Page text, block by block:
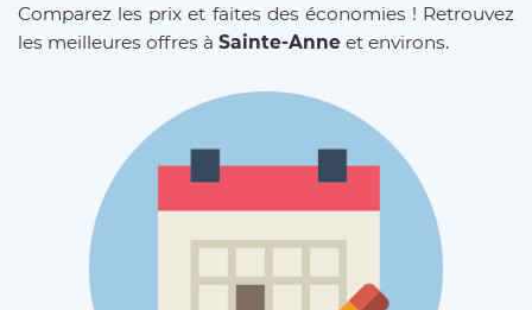
Comparez les prix et faites des économies ! Retrouvez
les meilleures offres à Sainte-Anne et environs.